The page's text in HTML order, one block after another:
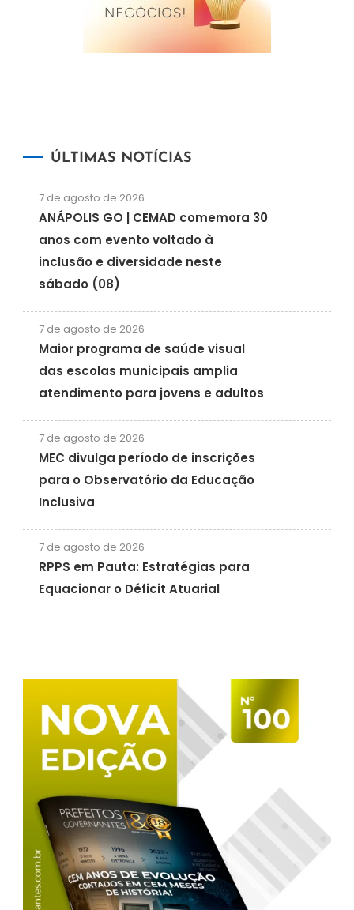
ÚLTIMAS NOTÍCIAS
7 de agosto de 2026
ANÁPOLIS GO | CEMAD comemora 30
anos com evento voltado à
inclusão e diversidade neste
sábado (08)
7 de agosto de 2026
Maior programa de saúde visual
das escolas municipais amplia
atendimento para jovens e adultos
7 de agosto de 2026
MEC divulga período de inscrições
para o Observatório da Educação
Inclusiva
7 de agosto de 2026
RPPS em Pauta: Estratégias para
Equacionar o Déficit Atuarial